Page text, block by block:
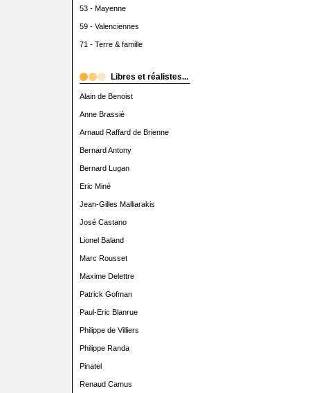
53 - Mayenne
59 - Valenciennes
71 - Terre & famille
Libres et réalistes...
Alain de Benoist
Anne Brassié
Arnaud Raffard de Brienne
Bernard Antony
Bernard Lugan
Eric Miné
Jean-Gilles Malliarakis
José Castano
Lionel Baland
Marc Rousset
Maxime Delettre
Patrick Gofman
Paul-Eric Blanrue
Philippe de Villiers
Philippe Randa
Pinatel
Renaud Camus